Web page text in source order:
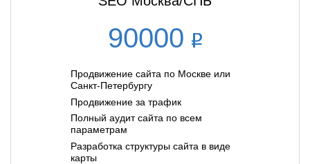
90000
Продвижение сайта по Москве или
Санкт-Петербургу
Продвижение за трафик
Полный аудит сайта по всем
параметрам
Разработка структуры сайта в виде
карты